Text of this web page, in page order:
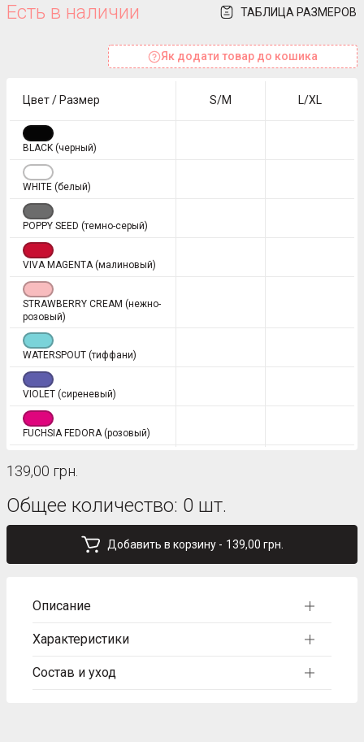
Есть в наличии
ТАБЛИЦА РАЗМЕРОВ
Як додати товар до кошика
Цвет / Размер S/M L/XL
BLACK (черный)
WHITE (белый)
POPPY SEED (темно-серый)
VIVA MAGENTA (малиновый)
STRAWBERRY CREAM (нежно-
розовый)
WATERSPOUT (тиффани)
VIOLET (сиреневый)
FUCHSIA FEDORA (розовый)
CHICORY COFFEE (темно-
AMAZON (зеленый)
MIDHIGHT (синий)
KHAKI (зеленый)
AMPARO BLUE (электрик)
PURPLE ROSE (фиолетовый)
139,00 грн.
Общее количество: 0 шт.
Добавить в корзину - 139,00 грн.
Описание
Характеристики
Состав и уход